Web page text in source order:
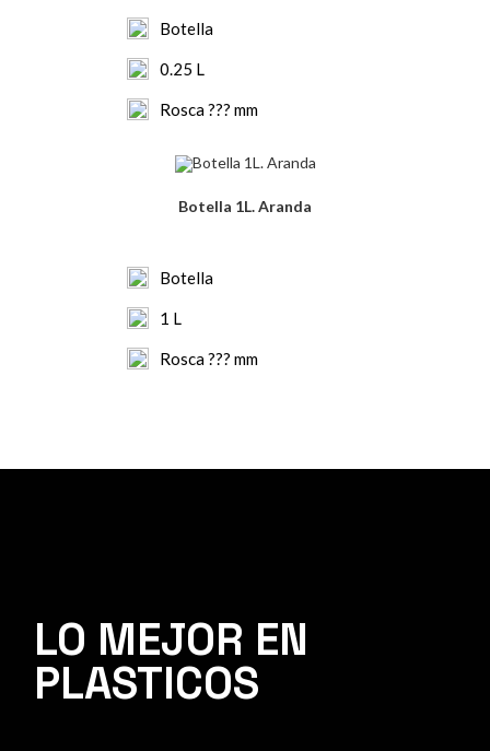
Botella
0.25 L
Rosca ??? mm
Botella 1L. Aranda
Botella
1 L
Rosca ??? mm
LO MEJOR EN
PLASTICOS